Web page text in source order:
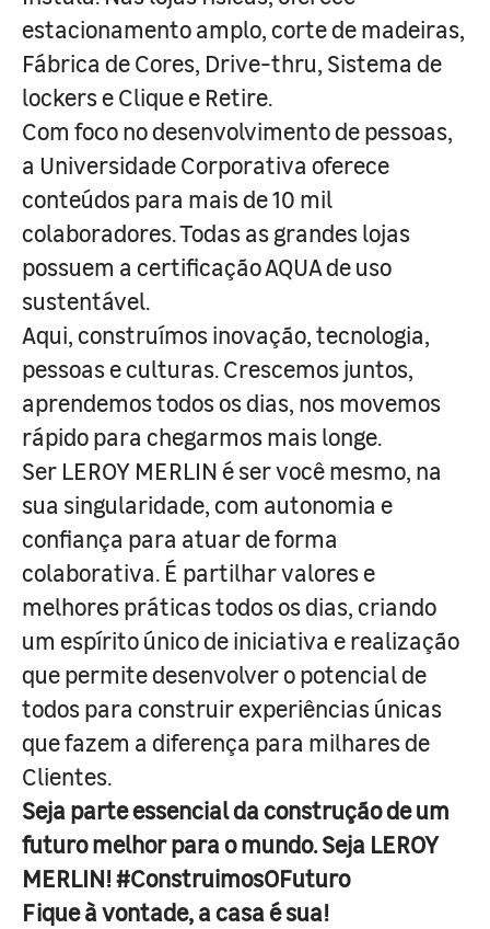
estacionamento amplo, corte de madeiras,
Fábrica de Cores, Drive-thru, Sistema de
lockers e Clique e Retire.
Com foco no desenvolvimento de pessoas,
a Universidade Corporativa oferece
conteúdos para mais de 10 mil
colaboradores. Todas as grandes lojas
possuem a certificação AQUA de uso
sustentável.
Aqui, construímos inovação, tecnologia,
pessoas e culturas. Crescemos juntos,
aprendemos todos os dias, nos movemos
rápido para chegarmos mais longe.
Ser LEROY MERLIN é ser você mesmo, na
sua singularidade, com autonomia e
confiança para atuar de forma
colaborativa. É partilhar valores e
melhores práticas todos os dias, criando
um espírito único de iniciativa e realização
que permite desenvolver o potencial de
todos para construir experiências únicas
que fazem a diferença para milhares de
Clientes.
Seja parte essencial da construção de um
futuro melhor para o mundo. Seja LEROY
MERLIN! #ConstruimosOFuturo
Fique à vontade, a casa é sua!